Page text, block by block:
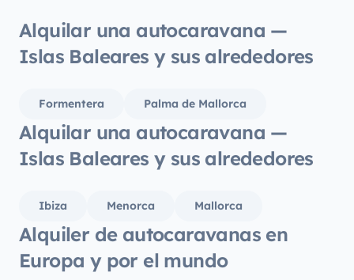
Alquilar una autocaravana —
Islas Baleares y sus alrededores
Formentera Palma de Mallorca
Alquilar una autocaravana —
Islas Baleares y sus alrededores
Ibiza Menorca Mallorca
Alquiler de autocaravanas en
Europa y por el mundo